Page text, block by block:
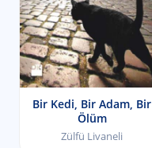
Bir Kedi, Bir Adam, Bir
Ölüm
Zülfü Livaneli